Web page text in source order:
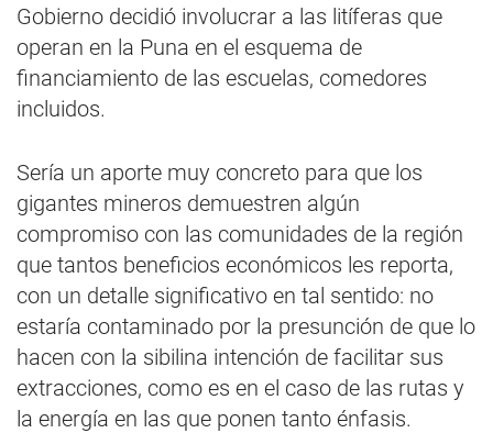
Gobierno decidió involucrar a las litíferas que
operan en la Puna en el esquema de
financiamiento de las escuelas, comedores
incluidos.
Sería un aporte muy concreto para que los
gigantes mineros demuestren algún
compromiso con las comunidades de la región
que tantos beneficios económicos les reporta,
con un detalle significativo en tal sentido: no
estaría contaminado por la presunción de que lo
hacen con la sibilina intención de facilitar sus
extracciones, como es en el caso de las rutas y
la energía en las que ponen tanto énfasis.